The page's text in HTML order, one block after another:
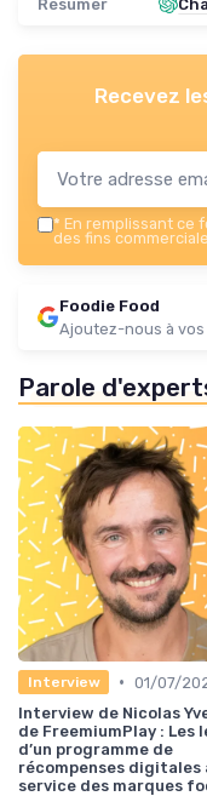
Résumer
Recevez
* En remplissant ce
des fins
Foodie Food
Ajoutez-nous à
Parole
Interview • 01/07/
Interview de Nicolas
de FreemiumPlay : Les
d’un programme de
récompenses digitales
service des marques